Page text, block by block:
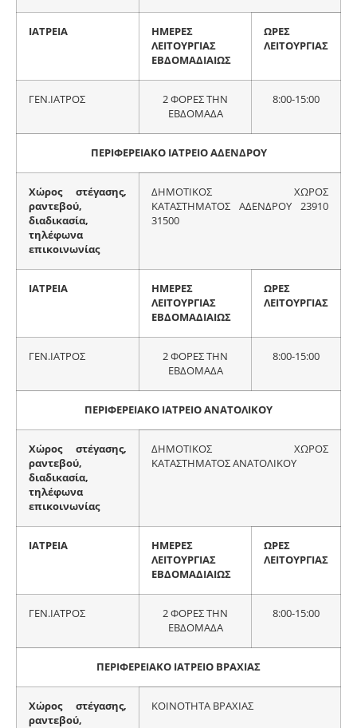
ΙΑΤΡΕΙΑ
ΗΜΕΡΕΣ
ΛΕΙΤΟΥΡΓΙΑΣ
ΕΒΔΟΜΑΔΙΑΙΩΣ
ΩΡΕΣ
ΛΕΙΤΟΥΡΓΙΑΣ
ΓΕΝ.ΙΑΤΡΟΣ
2 ΦΟΡΕΣ ΤΗΝ
ΕΒΔΟΜΑΔΑ
8:00-15:00
ΠΕΡΙΦΕΡΕΙΑΚΟ ΙΑΤΡΕΙΟ ΑΔΕΝΔΡΟΥ
Χώρος στέγασης,
ραντεβού,
διαδικασία,
τηλέφωνα
επικοινωνίας
ΔΗΜΟΤΙΚΟΣ ΧΩΡΟΣ
ΚΑΤΑΣΤΗΜΑΤΟΣ ΑΔΕΝΔΡΟΥ 23910
31500
ΙΑΤΡΕΙΑ
ΗΜΕΡΕΣ
ΛΕΙΤΟΥΡΓΙΑΣ
ΕΒΔΟΜΑΔΙΑΙΩΣ
ΩΡΕΣ
ΛΕΙΤΟΥΡΓΙΑΣ
ΓΕΝ.ΙΑΤΡΟΣ
2 ΦΟΡΕΣ ΤΗΝ
ΕΒΔΟΜΑΔΑ
8:00-15:00
ΠΕΡΙΦΕΡΕΙΑΚΟ ΙΑΤΡΕΙΟ ΑΝΑΤΟΛΙΚΟΥ
Χώρος στέγασης,
ραντεβού,
διαδικασία,
τηλέφωνα
επικοινωνίας
ΔΗΜΟΤΙΚΟΣ ΧΩΡΟΣ
ΚΑΤΑΣΤΗΜΑΤΟΣ ΑΝΑΤΟΛΙΚΟΥ
ΙΑΤΡΕΙΑ
ΗΜΕΡΕΣ
ΛΕΙΤΟΥΡΓΙΑΣ
ΕΒΔΟΜΑΔΙΑΙΩΣ
ΩΡΕΣ
ΛΕΙΤΟΥΡΓΙΑΣ
ΓΕΝ.ΙΑΤΡΟΣ
2 ΦΟΡΕΣ ΤΗΝ
ΕΒΔΟΜΑΔΑ
8:00-15:00
ΠΕΡΙΦΕΡΕΙΑΚΟ ΙΑΤΡΕΙΟ ΒΡΑΧΙΑΣ
Χώρος στέγασης,
ραντεβού,
ΚΟΙΝΟΤΗΤΑ ΒΡΑΧΙΑΣ